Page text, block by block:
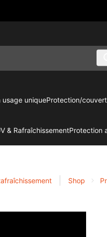
uniqueProtection/
& RafraîchissementProtection
Shop